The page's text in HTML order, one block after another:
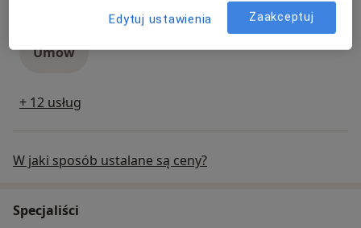
SzczegółyUSG jamy brzusznej
Umów
+ 12 usług
W jaki sposób ustalane są ceny?
Specjaliści
Edytuj ustawienia Zaakceptuj